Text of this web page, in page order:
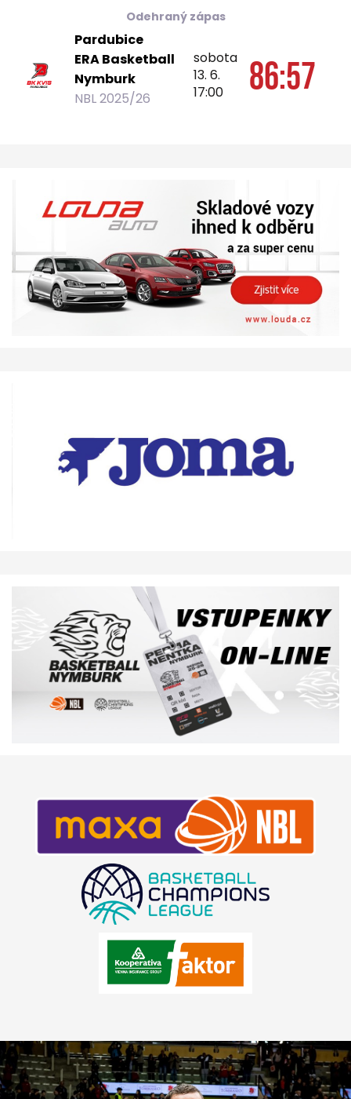
Odehraný zápas
Pardubice
ERA Basketball
Nymburk
NBL 2025/26
sobota
13. 6.
17:00
86:57